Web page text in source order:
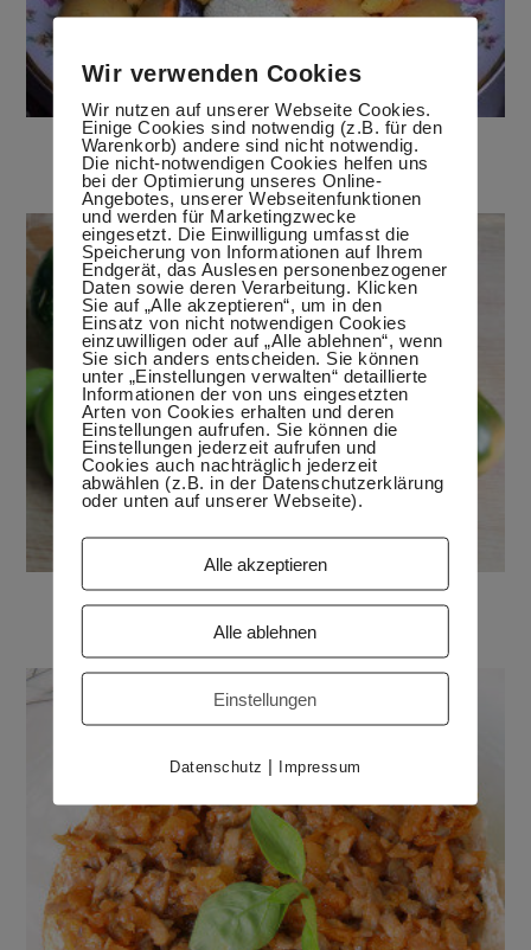
Walnusssoße mit Gemüseragout
21. Juni 2017
Eingelegte grüne Tomaten
4. November 2015
Wir verwenden Cookies
Wir nutzen auf unserer Webseite Cookies.
Einige Cookies sind notwendig (z.B. für den
Warenkorb) andere sind nicht notwendig.
Die nicht-notwendigen Cookies helfen uns
bei der Optimierung unseres Online-
Angebotes, unserer Webseitenfunktionen
und werden für Marketingzwecke
eingesetzt. Die Einwilligung umfasst die
Speicherung von Informationen auf Ihrem
Endgerät, das Auslesen personenbezogener
Daten sowie deren Verarbeitung. Klicken
Sie auf „Alle akzeptieren“, um in den
Einsatz von nicht notwendigen Cookies
einzuwilligen oder auf „Alle ablehnen“, wenn
Sie sich anders entscheiden. Sie können
unter „Einstellungen verwalten“ detaillierte
Informationen der von uns eingesetzten
Arten von Cookies erhalten und deren
Einstellungen aufrufen. Sie können die
Einstellungen jederzeit aufrufen und
Cookies auch nachträglich jederzeit
abwählen (z.B. in der Datenschutzerklärung
oder unten auf unserer Webseite).
Alle akzeptieren
Alle ablehnen
Einstellungen
Datenschutz | Impressum